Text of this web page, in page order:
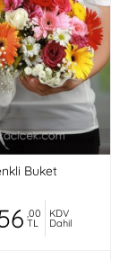
Buket
,00
TL
KDV
Dahil